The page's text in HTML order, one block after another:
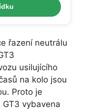
řazení neutrálu
usilujícího
na kolo jsou
Proto je
GT3 vybavena